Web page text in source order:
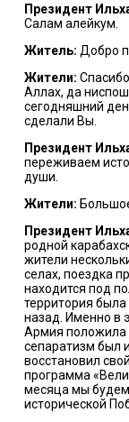
Президент
Салам алейкум.
Житель: Добро
Жители:
Аллах, да
сегодняшний
сделали Вы.
Президент
переживаем
души.
Жители:
Президент
родной
жители
селах, поездка
находится под
территория
назад. Именно в
Армия положила
сепаратизм был
восстановил
программа
месяца мы
исторической